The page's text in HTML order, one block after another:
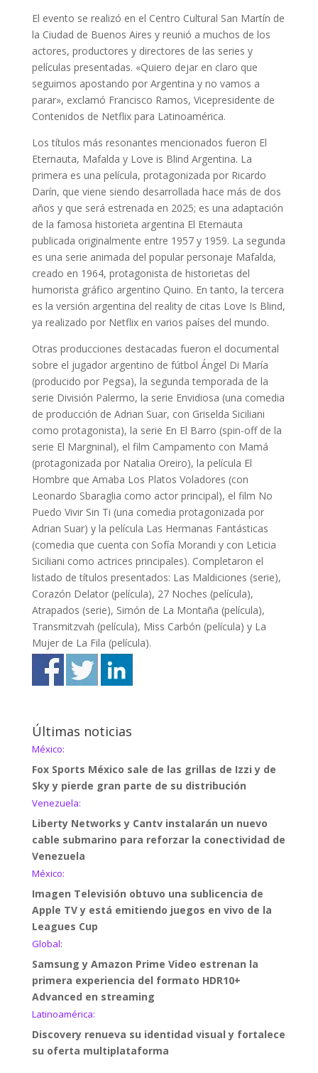
El evento se realizó en el Centro Cultural San Martín de
la Ciudad de Buenos Aires y reunió a muchos de los
actores, productores y directores de las series y
películas presentadas. «Quiero dejar en claro que
seguimos apostando por Argentina y no vamos a
parar», exclamó Francisco Ramos, Vicepresidente de
Contenidos de Netflix para Latinoamérica.
Los títulos más resonantes mencionados fueron El
Eternauta, Mafalda y Love is Blind Argentina. La
primera es una película, protagonizada por Ricardo
Darín, que viene siendo desarrollada hace más de dos
años y que será estrenada en 2025; es una adaptación
de la famosa historieta argentina El Eternauta
publicada originalmente entre 1957 y 1959. La segunda
es una serie animada del popular personaje Mafalda,
creado en 1964, protagonista de historietas del
humorista gráfico argentino Quino. En tanto, la tercera
es la versión argentina del reality de citas Love Is Blind,
ya realizado por Netflix en varios países del mundo.
Otras producciones destacadas fueron el documental
sobre el jugador argentino de fútbol Ángel Di María
(producido por Pegsa), la segunda temporada de la
serie División Palermo, la serie Envidiosa (una comedia
de producción de Adrian Suar, con Griselda Siciliani
como protagonista), la serie En El Barro (spin-off de la
serie El Margninal), el film Campamento con Mamá
(protagonizada por Natalia Oreiro), la película El
Hombre que Amaba Los Platos Voladores (con
Leonardo Sbaraglia como actor principal), el film No
Puedo Vivir Sin Ti (una comedia protagonizada por
Adrian Suar) y la película Las Hermanas Fantásticas
(comedia que cuenta con Sofía Morandi y con Leticia
Siciliani como actrices principales). Completaron el
listado de títulos presentados: Las Maldiciones (serie),
Corazón Delator (película), 27 Noches (película),
Atrapados (serie), Simón de La Montaña (película),
Transmitzvah (película), Miss Carbón (película) y La
Mujer de La Fila (película).
Últimas noticias
México:
Fox Sports México sale de las grillas de Izzi y de
Sky y pierde gran parte de su distribución
Venezuela:
Liberty Networks y Cantv instalarán un nuevo
cable submarino para reforzar la conectividad de
Venezuela
México:
Imagen Televisión obtuvo una sublicencia de
Apple TV y está emitiendo juegos en vivo de la
Leagues Cup
Global:
Samsung y Amazon Prime Video estrenan la
primera experiencia del formato HDR10+
Advanced en streaming
Latinoamérica:
Discovery renueva su identidad visual y fortalece
su oferta multiplataforma